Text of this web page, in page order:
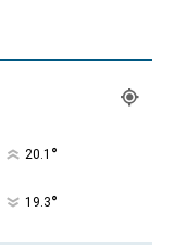
20.1 °
19.3°